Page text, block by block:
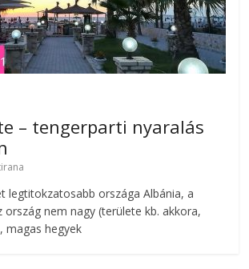
– tengerparti nyaralás
legtitokzatosabb országa Albánia, a
ország nem nagy (területe kb. akkora,
magas hegyek